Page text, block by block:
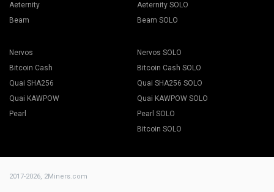
Aeternity
Beam
Aeternity SOLO
Beam SOLO
Nervos
Bitcoin Cash
Quai SHA256
Quai KAWPOW
Pearl
Nervos SOLO
Bitcoin Cash SOLO
Quai SHA256 SOLO
Quai KAWPOW SOLO
Pearl SOLO
Bitcoin SOLO
2017-2026, 2Miners.com